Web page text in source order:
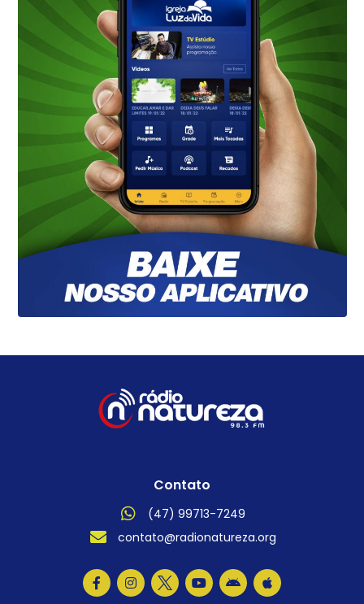
Contato
(47) 99713-7249
contato@radionatureza.org